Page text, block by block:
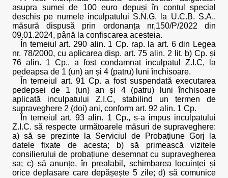
asupra sumei de 100 euro depuși în contul special
deschis pe numele inculpatului S.N.G. la U.C.B. S.A.,
măsură dispusă prin ordonanța nr,150/P/2022 din
09.01.2024, până la confiscarea acesteia.
În temeiul art. 290 alin. 1 Cp. rap. la art. 6 din Legea
nr. 78/2000, cu aplicarea disp. art. 75 alin. 2 lit. b) Cp. și
76 alin. 1 Cp., a fost condamnat inculpatul Z.I.C, la
pedeapsa de 1 (un) an și 4 (patru) luni închisoare.
În temeiul art. 91 Cp. a fost suspendată executarea
pedepsei de 1 (un) an și 4 (patru) luni închisoare
aplicată inculpatului Z.I.C, stabilind un termen de
supraveghere 2 (doi) ani, conform art. 92 alin. 1 Cp.
În temeiul art. 93 alin. 1 Cp., s-a impus inculpatului
Z.I.C. să respecte următoarele măsuri de supraveghere:
a) să se prezinte la Serviciul de Probațiune Gorj la
datele fixate de acesta; b) să primească vizitele
consilierului de probațiune desemnat cu supravegherea
sa; c) să anunțe, în prealabil, schimbarea locuinței și
orice deplasare care depășește 5 zile; d) să comunice